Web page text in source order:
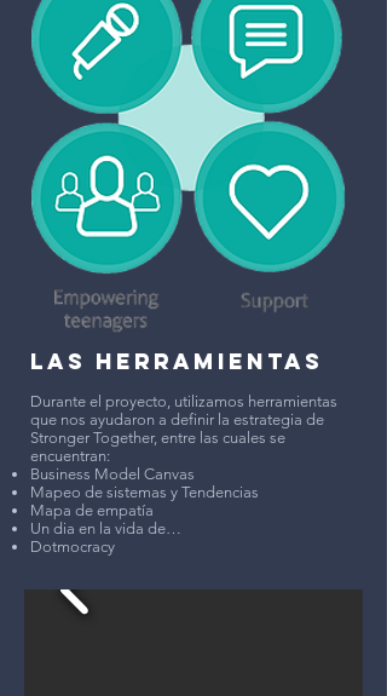
LAS HERRAMIENTAS
Durante el proyecto, utilizamos herramientas
que nos ayudaron a definir la estrategia de
Stronger Together, entre las cuales se
encuentran:
Business Model Canvas
Mapeo de sistemas y Tendencias
Mapa de empatía
Un dia en la vida de…
Dotmocracy